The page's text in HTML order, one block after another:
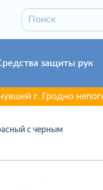
защиты рук
Гродно непогодой
с черным